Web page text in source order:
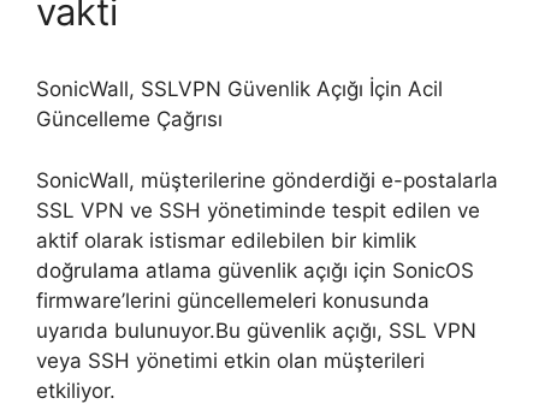
vakti
SonicWall, SSLVPN Güvenlik Açığı İçin Acil
Güncelleme Çağrısı
SonicWall, müşterilerine gönderdiği e-postalarla
SSL VPN ve SSH yönetiminde tespit edilen ve
aktif olarak istismar edilebilen bir kimlik
doğrulama atlama güvenlik açığı için SonicOS
firmware’lerini güncellemeleri konusunda
uyarıda bulunuyor.Bu güvenlik açığı, SSL VPN
veya SSH yönetimi etkin olan müşterileri
etkiliyor.